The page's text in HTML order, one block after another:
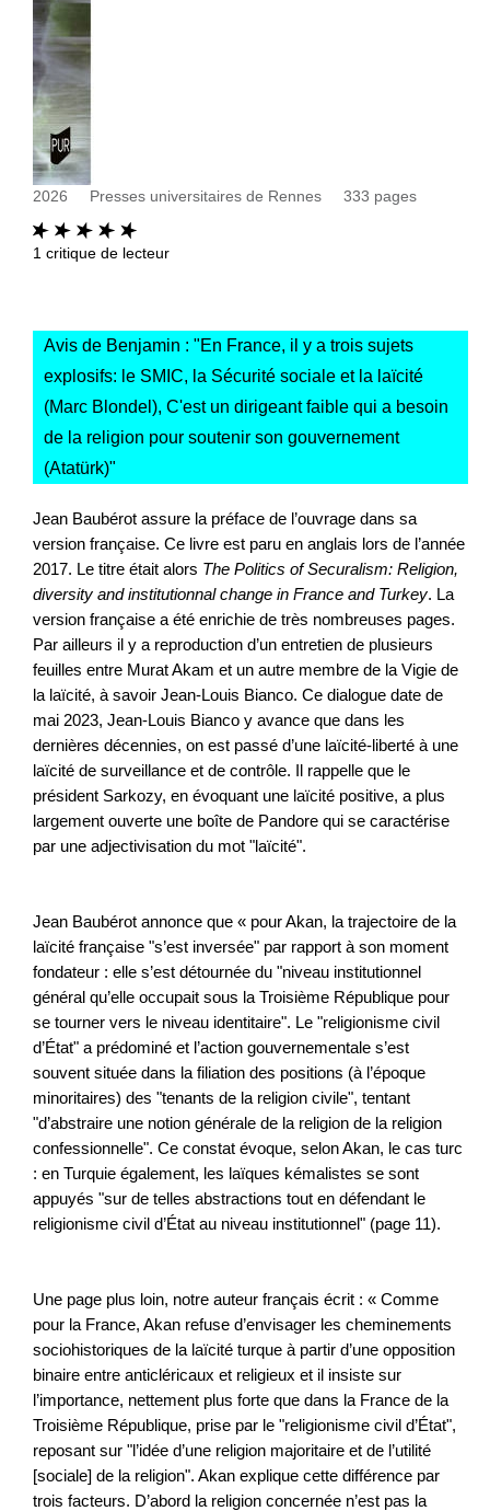
2026 Presses universitaires de Rennes 333 pages
1 critique de lecteur
Avis de Benjamin : "En France, il y a trois sujets
explosifs: le SMIC, la Sécurité sociale et la laïcité
(Marc Blondel), C'est un dirigeant faible qui a besoin
de la religion pour soutenir son gouvernement
(Atatürk)"
Jean Baubérot assure la préface de l’ouvrage dans sa
version française. Ce livre est paru en anglais lors de l’année
2017. Le titre était alors The Politics of Securalism: Religion,
diversity and institutionnal change in France and Turkey. La
version française a été enrichie de très nombreuses pages.
Par ailleurs il y a reproduction d’un entretien de plusieurs
feuilles entre Murat Akam et un autre membre de la Vigie de
la laïcité, à savoir Jean-Louis Bianco. Ce dialogue date de
mai 2023, Jean-Louis Bianco y avance que dans les
dernières décennies, on est passé d’une laïcité-liberté à une
laïcité de surveillance et de contrôle. Il rappelle que le
président Sarkozy, en évoquant une laïcité positive, a plus
largement ouverte une boîte de Pandore qui se caractérise
par une adjectivisation du mot "laïcité".
Jean Baubérot annonce que « pour Akan, la trajectoire de la
laïcité française "s’est inversée" par rapport à son moment
fondateur : elle s’est détournée du "niveau institutionnel
général qu’elle occupait sous la Troisième République pour
se tourner vers le niveau identitaire". Le "religionisme civil
d’État" a prédominé et l’action gouvernementale s’est
souvent située dans la filiation des positions (à l’époque
minoritaires) des "tenants de la religion civile", tentant
"d’abstraire une notion générale de la religion de la religion
confessionnelle". Ce constat évoque, selon Akan, le cas turc
: en Turquie également, les laïques kémalistes se sont
appuyés "sur de telles abstractions tout en défendant le
religionisme civil d’État au niveau institutionnel" (page 11).
Une page plus loin, notre auteur français écrit : « Comme
pour la France, Akan refuse d’envisager les cheminements
sociohistoriques de la laïcité turque à partir d’une opposition
binaire entre anticléricaux et religieux et il insiste sur
l’importance, nettement plus forte que dans la France de la
Troisième République, prise par le "religionisme civil d’État",
reposant sur "l’idée d’une religion majoritaire et de l’utilité
[sociale] de la religion". Akan explique cette différence par
trois facteurs. D’abord la religion concernée n’est pas la